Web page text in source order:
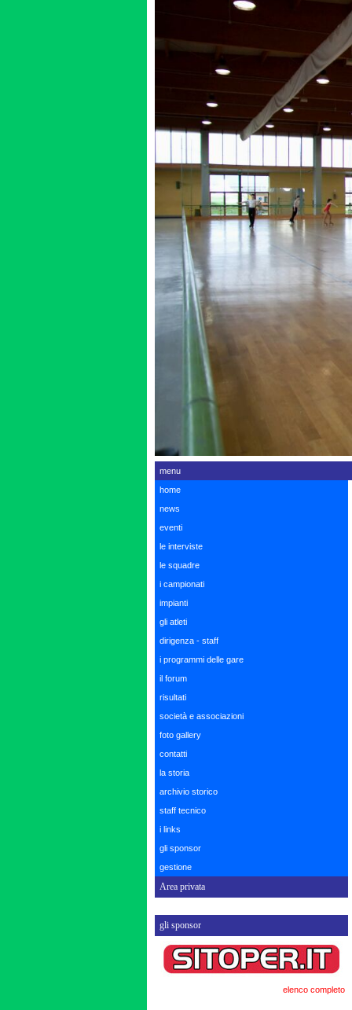
menu
home
news
eventi
le interviste
le squadre
i campionati
impianti
gli atleti
dirigenza - staff
i programmi delle gare
il forum
risultati
società e associazioni
foto gallery
contatti
la storia
archivio storico
staff tecnico
i links
gli sponsor
gestione
Area privata
gli sponsor
elenco completo